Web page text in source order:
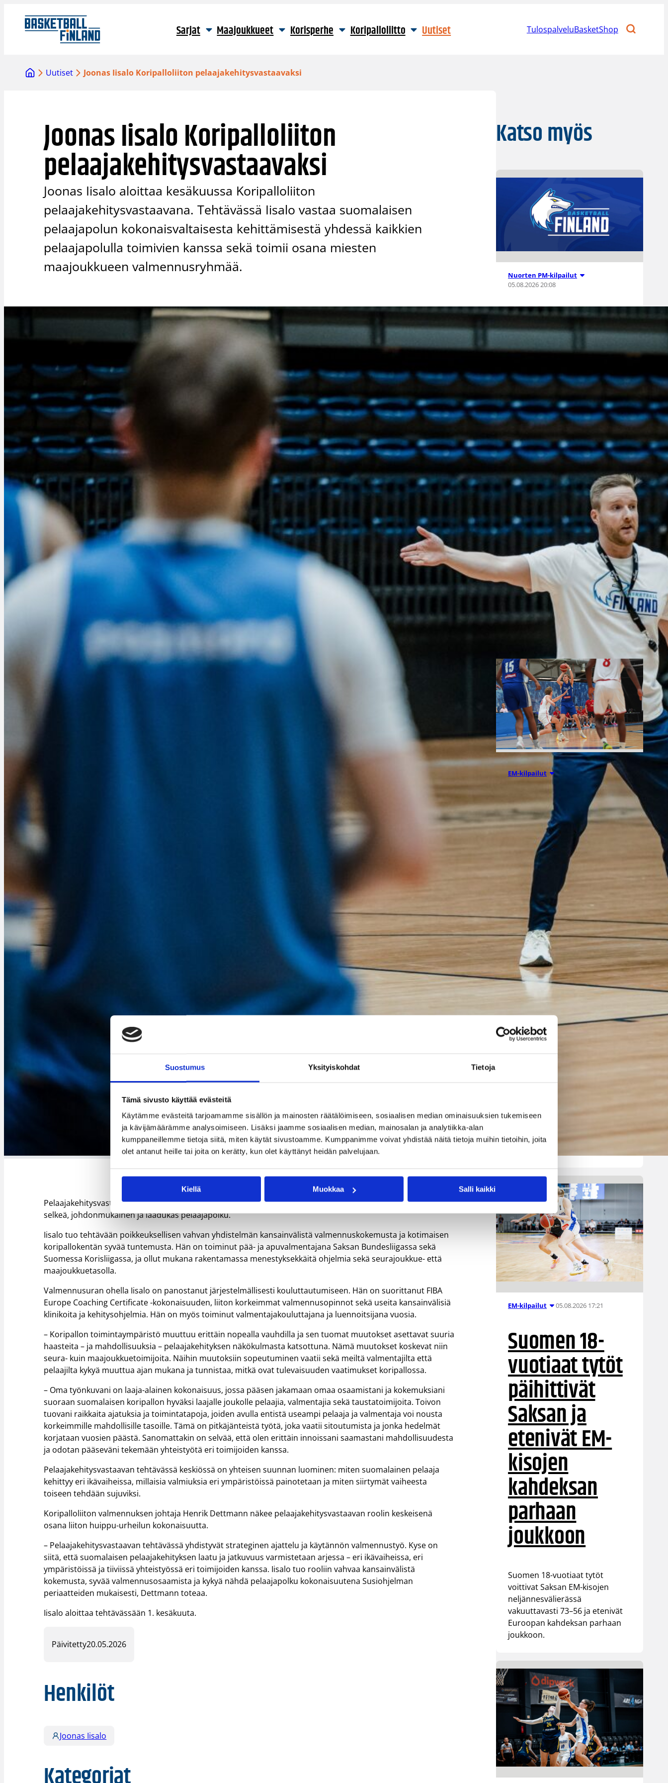
Suostumus Yksityiskohdat Tietoja
Tämä sivusto käyttää evästeitä
Käytämme evästeitä tarjoamamme sisällön ja mainosten räätälöimiseen, sosiaalisen median ominaisuuksien tukemiseen
ja kävijämäärämme analysoimiseen. Lisäksi jaamme sosiaalisen median, mainosalan ja analytiikka-alan
kumppaneillemme tietoja siitä, miten käytät sivustoamme. Kumppanimme voivat yhdistää näitä tietoja muihin tietoihin, joita
olet antanut heille tai joita on kerätty, kun olet käyttänyt heidän palvelujaan.
Kiellä Muokkaa Salli kaikki
sisältöön
Sarjat Maajoukkueet Korisperhe Koripalloliitto Uutiset TulospalveluBasketShop
Uutiset Joonas Iisalo Koripalloliiton pelaajakehitysvastaavaksi
Joonas Iisalo Koripalloliiton
pelaajakehitysvastaavaksi
Joonas Iisalo aloittaa kesäkuussa Koripalloliiton
pelaajakehitysvastaavana. Tehtävässä Iisalo vastaa suomalaisen
pelaajapolun kokonaisvaltaisesta kehittämisestä yhdessä kaikkien
pelaajapolulla toimivien kanssa sekä toimii osana miesten
maajoukkueen valmennusryhmää.
Joonas Iisalo aloittaa Koripalloliiton pelaajakehitysvastaavana kesäkuun
Pelaajakehitysvastaavan rooli on keskeinen osa Koripalloliiton pitkäjänteistä työtä, jossa tavoitteena on
selkeä, johdonmukainen ja laadukas pelaajapolku.
Iisalo tuo tehtävään poikkeuksellisen vahvan yhdistelmän kansainvälistä valmennuskokemusta ja kotimaisen
koripallokentän syvää tuntemusta. Hän on toiminut pää- ja apuvalmentajana Saksan Bundesliigassa sekä
Suomessa Korisliigassa, ja ollut mukana rakentamassa menestyksekkäitä ohjelmia sekä seurajoukkue- että
maajoukkuetasolla.
Valmennusuran ohella Iisalo on panostanut järjestelmällisesti kouluttautumiseen. Hän on suorittanut FIBA
Europe Coaching Certificate -kokonaisuuden, liiton korkeimmat valmennusopinnot sekä useita kansainvälisiä
klinikoita ja kehitysohjelmia. Hän on myös toiminut valmentajakouluttajana ja luennoitsijana vuosia.
– Koripallon toimintaympäristö muuttuu erittäin nopealla vauhdilla ja sen tuomat muutokset asettavat suuria
haasteita – ja mahdollisuuksia – pelaajakehityksen näkökulmasta katsottuna. Nämä muutokset koskevat niin
seura- kuin maajoukkuetoimijoita. Näihin muutoksiin sopeutuminen vaatii sekä meiltä valmentajilta että
pelaajilta kykyä muuttua ajan mukana ja tunnistaa, mitkä ovat tulevaisuuden vaatimukset koripallossa.
– Oma työnkuvani on laaja-alainen kokonaisuus, jossa pääsen jakamaan omaa osaamistani ja kokemuksiani
suoraan suomalaisen koripallon hyväksi laajalle joukolle pelaajia, valmentajia sekä taustatoimijoita. Toivon
tuovani raikkaita ajatuksia ja toimintatapoja, joiden avulla entistä useampi pelaaja ja valmentaja voi nousta
korkeimmille mahdollisille tasoille. Tämä on pitkäjänteistä työtä, joka vaatii sitoutumista ja jonka hedelmät
korjataan vuosien päästä. Sanomattakin on selvää, että olen erittäin innoissani saamastani mahdollisuudesta
ja odotan pääseväni tekemään yhteistyötä eri toimijoiden kanssa.
Pelaajakehitysvastaavan tehtävässä keskiössä on yhteisen suunnan luominen: miten suomalainen pelaaja
kehittyy eri ikävaiheissa, millaisia valmiuksia eri ympäristöissä painotetaan ja miten siirtymät vaiheesta
toiseen tehdään sujuviksi.
Koripalloliiton valmennuksen johtaja Henrik Dettmann näkee pelaajakehitysvastaavan roolin keskeisenä
osana liiton huippu-urheilun kokonaisuutta.
– Pelaajakehitysvastaavan tehtävässä yhdistyvät strateginen ajattelu ja käytännön valmennustyö. Kyse on
siitä, että suomalaisen pelaajakehityksen laatu ja jatkuvuus varmistetaan arjessa – eri ikävaiheissa, eri
ympäristöissä ja tiiviissä yhteistyössä eri toimijoiden kanssa. Iisalo tuo rooliin vahvaa kansainvälistä
kokemusta, syvää valmennusosaamista ja kykyä nähdä pelaajapolku kokonaisuutena Susiohjelman
periaatteiden mukaisesti, Dettmann toteaa.
Iisalo aloittaa tehtävässään 1. kesäkuuta.
Päivitetty20.05.2026
Henkilöt
Joonas Iisalo
Katso myös
Nuorten PM-kilpailut
05.08.2026 20:08
Suomen 15-
vuotiaat tytöt
voittivat
Islannin
Nordic Open -
turnauksen
toisessa
ottelussa
Suomen 15-vuotiaiden tyttöjen
maajoukkue jatkoi
voittokulkuaan Lohjalla
pelattavassa Nordic Open -
turnauksessa kaatamalla
Islannin vakuuttavasti 70–47.
Sudenpennut kohtaa huomenna
turnauksen päätösottelussa
Latvian klo 15.
EM-kilpailut 05.08.2026 18:54
Suomen 16-
vuotiaat
suuntaavat B-
divisioonan
EM-kisoihin –
avausottelu
torstaina
Bulgariaa
vastaan
Suomen 16-vuotiaiden poikien
maajoukkue aloittaa B-
Makedonian Skopjessa.
alkulohkossa Bulgarian,
sekä Bosnia ja Hertsegovinan
EM-kilpailut 05.08.2026 17:21
Suomen 18-
vuotiaat tytöt
päihittivät
Saksan ja
etenivät EM-
kisojen
kahdeksan
parhaan
joukkoon
Suomen 18-vuotiaat tytöt
voittivat Saksan EM-kisojen
neljännesvälierässä
vakuuttavasti 73–56 ja etenivät
Euroopan kahdeksan parhaan
joukkoon.